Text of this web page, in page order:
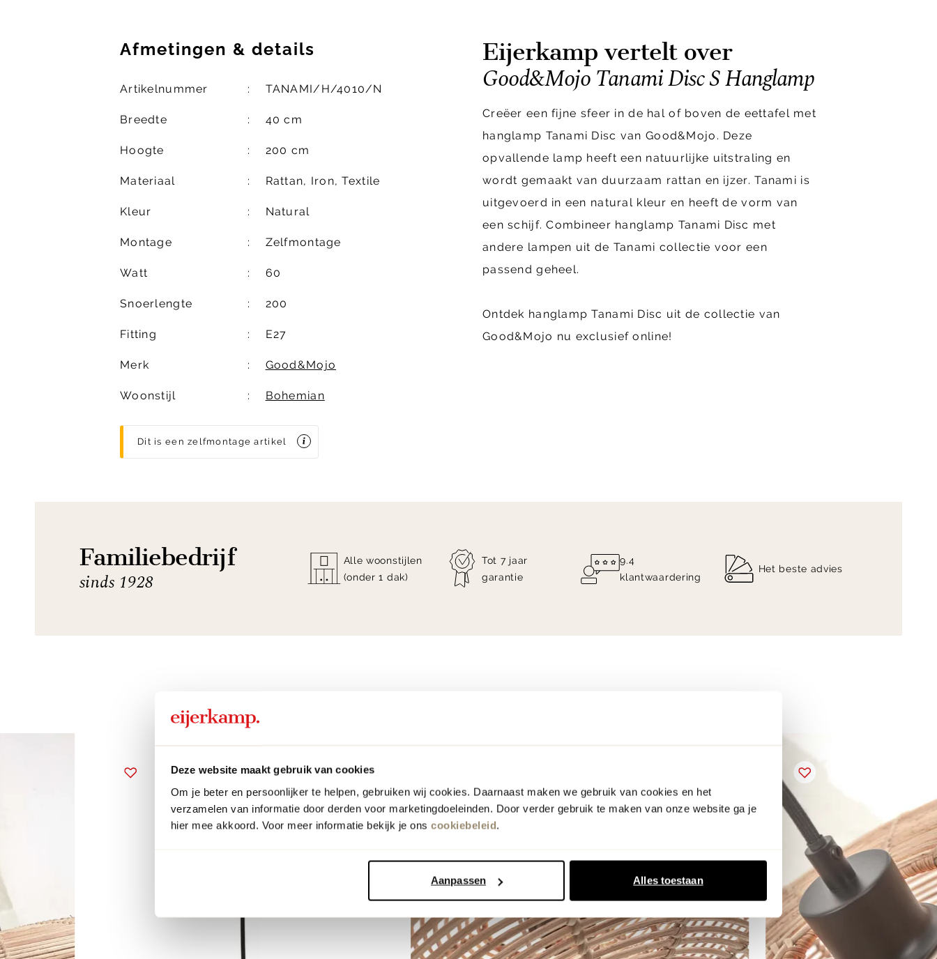
Deze website maakt gebruik van cookies
Om je beter en persoonlijker te helpen, gebruiken wij cookies. Daarnaast maken we gebruik van cookies en het
verzamelen van informatie door derden voor marketingdoeleinden. Door verder gebruik te maken van onze website ga je
hier mee akkoord. Voor meer informatie bekijk je ons cookiebeleid.
Aanpassen Alles toestaan
Afmetingen & details
Artikelnummer TANAMI/H/4010/N
Breedte 40 cm
Hoogte 200 cm
Materiaal Rattan, Iron, Textile
Kleur Natural
Montage Zelfmontage
Watt 60
Snoerlengte 200
Fitting E27
Merk Good&Mojo
Woonstijl Bohemian
Dit is een zelfmontage artikel
Eijerkamp vertelt over
Good&Mojo Tanami Disc S Hanglamp
Creëer een fijne sfeer in de hal of boven de eettafel met
hanglamp Tanami Disc van Good&Mojo. Deze
opvallende lamp heeft een natuurlijke uitstraling en
wordt gemaakt van duurzaam rattan en ijzer. Tanami is
uitgevoerd in een natural kleur en heeft de vorm van
een schijf. Combineer hanglamp Tanami Disc met
andere lampen uit de Tanami collectie voor een
passend geheel.
Ontdek hanglamp Tanami Disc uit de collectie van
Good&Mojo nu exclusief online!
Familiebedrijf
sinds 1928
Alle woonstijlen
(onder 1 dak)
Tot 7 jaar
garantie
9.4
klantwaardering
Het beste advies